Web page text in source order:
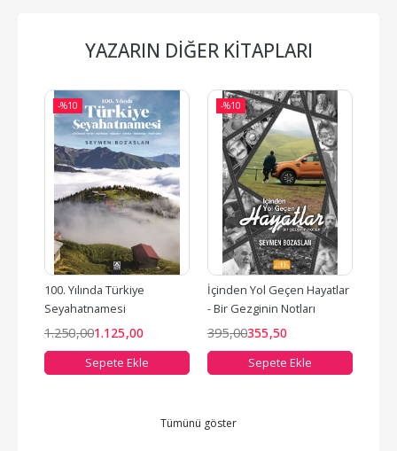
YAZARIN DIĞER KITAPLARI
-%10
100. Yılında Türkiye
Seyahatnamesi
1.250,001.125,00
Sepete Ekle
-%10
İçinden Yol Geçen Hayatlar
- Bir Gezginin Notları
395,00355,50
Sepete Ekle
Tümünü göster